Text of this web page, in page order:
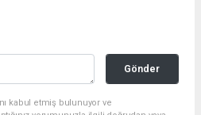
Gönder
kabul etmiş bulunuyor ve